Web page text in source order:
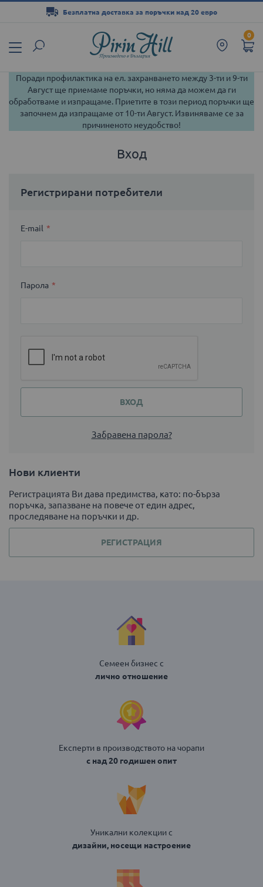
0
Безплатна доставка за поръчки над 20 евро
съдържанието
Поради профилактика на ел. захранването между 3-ти и 9-ти
Август ще приемаме поръчки, но няма да можем да ги
обработваме и изпращаме. Приетите в този период поръчки ще
започнем да изпращаме от 10-ти Август. Извиняваме се за
причиненото неудобство!
Вход
Регистрирани потребители
E-mail
Парола
ВХОД
Забравена парола?
Нови клиенти
Регистрацията Ви дава предимства, като: по-бърза
поръчка, запазване на повече от един адрес,
проследяване на поръчки и др.
РЕГИСТРАЦИЯ
Семеен бизнес с
лично отношение
Експерти в производството на чорапи
с над 20 годишен опит
Уникални колекции с
дизайни, носещи настроение